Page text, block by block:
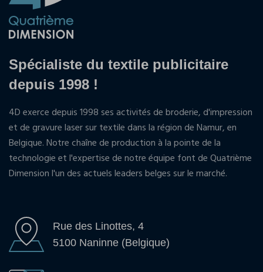
Spécialiste du textile publicitaire
depuis 1998 !
4D exerce depuis 1998 ses activités de broderie, d'impression
et de gravure laser sur textile dans la région de Namur, en
Belgique. Notre chaîne de production à la pointe de la
technologie et l'expertise de notre équipe font de Quatrième
Dimension l'un des actuels leaders belges sur le marché.
Rue des Linottes, 4
5100 Naninne (Belgique)